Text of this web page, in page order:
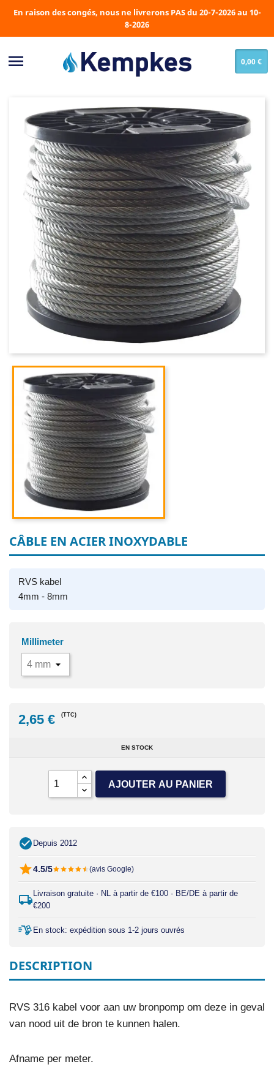
En raison des congés, nous ne livrerons PAS du 20-7-2026 au 10-
8-2026
 0,00 €
CÂBLE EN ACIER INOXYDABLE
RVS kabel
4mm - 8mm
Millimeter
2,65 € (TTC)
EN STOCK
AJOUTER AU PANIER
Depuis 2012
4.5/5 (avis Google)
Livraison gratuite · NL à partir de €100 · BE/DE à partir de
€200
En stock: expédition sous 1-2 jours ouvrés
DESCRIPTION
RVS 316 kabel voor aan uw bronpomp om deze in geval
van nood uit de bron te kunnen halen.
Afname per meter.